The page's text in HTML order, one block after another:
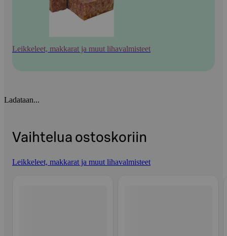
Leikkeleet, makkarat ja muut lihavalmisteet
Ladataan...
Vaihtelua ostoskoriin
Leikkeleet, makkarat ja muut lihavalmisteet